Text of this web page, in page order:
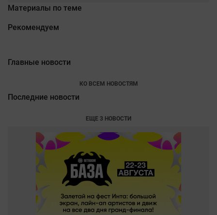
Материалы по теме
Рекомендуем
Главные новости
КО ВСЕМ НОВОСТЯМ
Последние новости
ЕЩЕ 3 НОВОСТИ